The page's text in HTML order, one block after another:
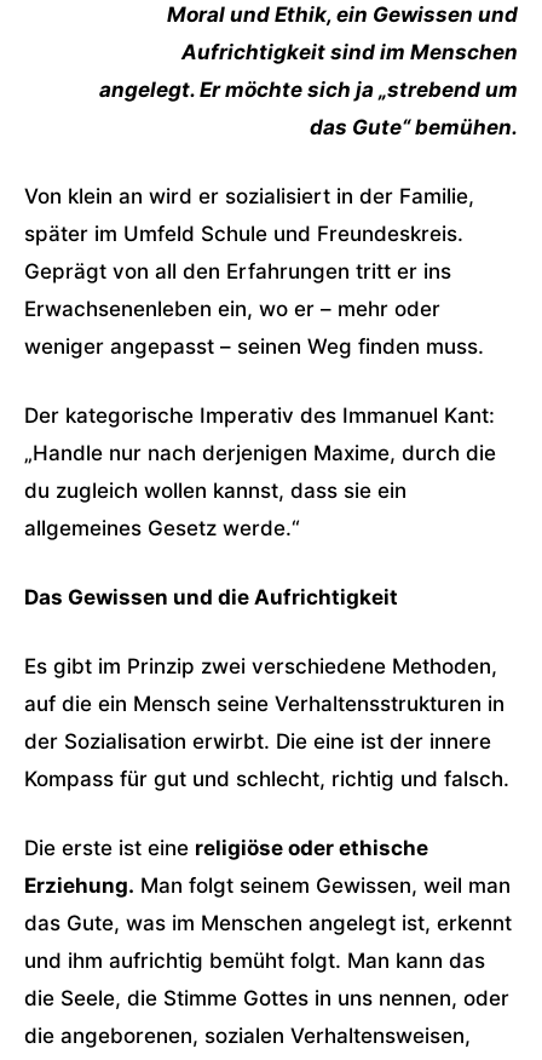
Moral und Ethik, ein Gewissen und
Aufrichtigkeit sind im Menschen
angelegt. Er möchte sich ja „strebend um
das Gute“ bemühen.
Von klein an wird er sozialisiert in der Familie,
später im Umfeld Schule und Freundeskreis.
Geprägt von all den Erfahrungen tritt er ins
Erwachsenenleben ein, wo er – mehr oder
weniger angepasst – seinen Weg finden muss.
Der kategorische Imperativ des Immanuel Kant:
„Handle nur nach derjenigen Maxime, durch die
du zugleich wollen kannst, dass sie ein
allgemeines Gesetz werde.“
Das Gewissen und die Aufrichtigkeit
Es gibt im Prinzip zwei verschiedene Methoden,
auf die ein Mensch seine Verhaltensstrukturen in
der Sozialisation erwirbt. Die eine ist der innere
Kompass für gut und schlecht, richtig und falsch.
Die erste ist eine religiöse oder ethische
Erziehung. Man folgt seinem Gewissen, weil man
das Gute, was im Menschen angelegt ist, erkennt
und ihm aufrichtig bemüht folgt. Man kann das
die Seele, die Stimme Gottes in uns nennen, oder
die angeborenen, sozialen Verhaltensweisen,